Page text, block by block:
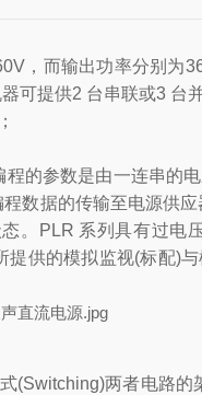
，而输出功率分别为
可提供2 台串联或3 台
的参数是由一连串的
数据的传输至电源供
。PLR 系列具有过电
供的模拟监视(标配)
(Switching)两者电路